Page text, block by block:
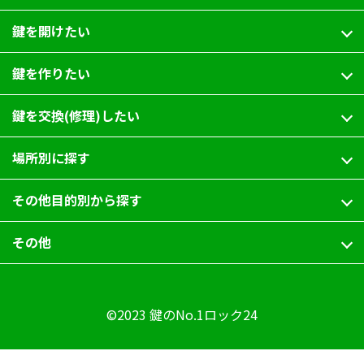
鍵を開けたい
鍵を作りたい
鍵を交換(修理)したい
場所別に探す
その他目的別から探す
その他
©2023 鍵のNo.1ロック24